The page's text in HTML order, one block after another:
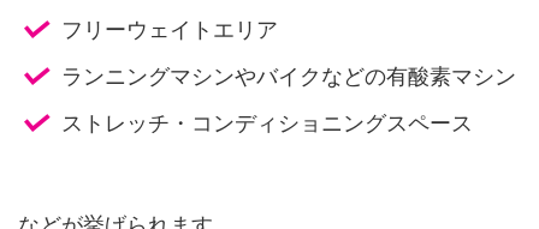
フリーウェイトエリア
ランニングマシンやバイクなどの有酸素マシン
ストレッチ・コンディショニングスペース